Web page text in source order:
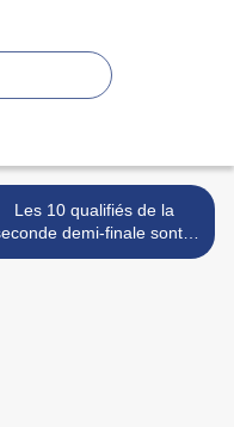
Les 10 qualifiés de la
demi-finale sont...
>